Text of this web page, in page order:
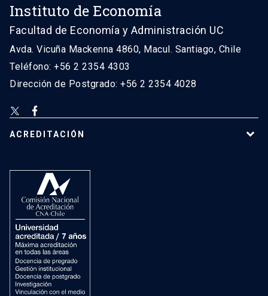
Instituto de Economía
Facultad de Economía y Administración UC
Avda. Vicuña Mackenna 4860, Macul. Santiago, Chile
Teléfono: +56 2 2354 4303
Dirección de Postgrado: +56 2 2354 4028
ACREDITACIÓN